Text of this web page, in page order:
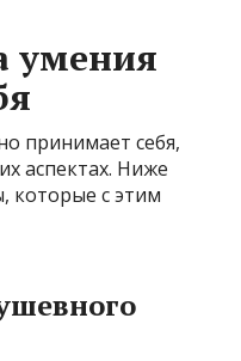
умения
принимает себя,
аспектах. Ниже
которые с этим